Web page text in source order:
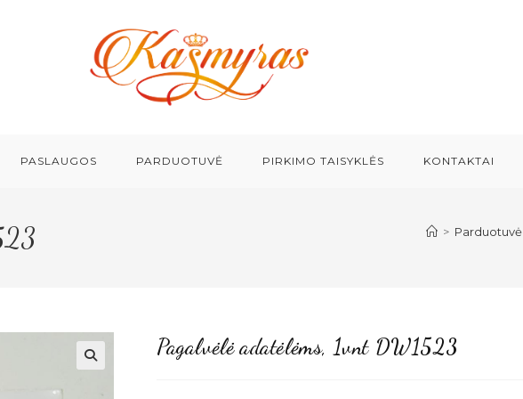
PASLAUGOS PARDUOTUVĖ PIRKIMO TAISYKLĖS KONTAKTAI
> Parduotuvė
Pagalvėlė adatėlėms, 1vnt DW1523